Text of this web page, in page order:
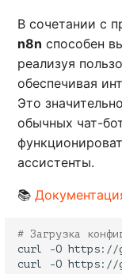
В сочетании с
n8n способен
реализуя
обеспечивая
Это
обычных чат-
ассистенты.
📚
# Загрузка
curl
-O
curl
-O